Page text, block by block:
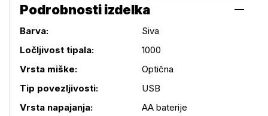
Podrobnosti izdelka
Barva:
Siva
Ločljivost tipala:
1000
Vrsta miške:
Optična
Tip povezljivosti:
USB
Vrsta napajanja:
AA baterije